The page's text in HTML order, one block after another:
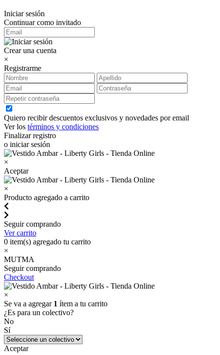
Iniciar sesión
Continuar como invitado
Crear una cuenta
×
Registrarme
Quiero recibir descuentos exclusivos y novedades por email
Ver los términos y condiciones
Finalizar registro
o iniciar sesión
×
Aceptar
×
Producto agregado a carrito
Seguir comprando
Ver carrito
0 item(s) agregado tu carrito
×
MUTMA
Seguir comprando
Checkout
×
Se va a agregar 1 ítem a tu carrito
¿Es para un colectivo?
No
Sí
Aceptar